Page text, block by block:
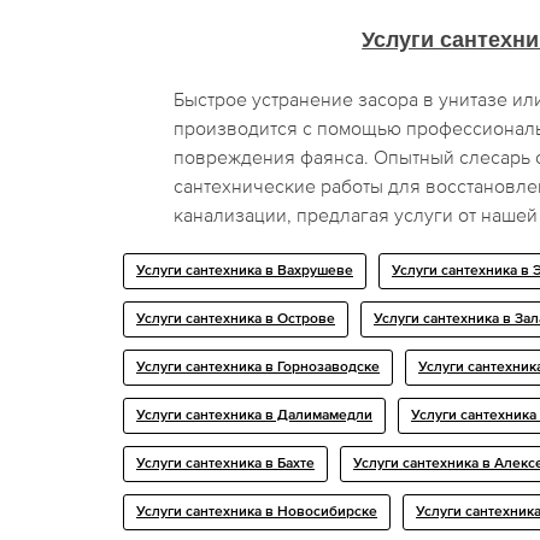
Услуги
Быстрое устранение засора в унитазе
производится с помощью
повреждения фаянса. Опытный слесарь
сантехнические работы для
канализации, предлагая услуги от
Услуги сантехника в Вахрушеве Услуги сантехника в
Услуги сантехника в Острове Услуги сантехника в
Услуги сантехника в Горнозаводске Услуги
Услуги сантехника в Далимамедли Услуги
Услуги сантехника в Бахте Услуги сантехника в
Услуги сантехника в Новосибирске Услуги